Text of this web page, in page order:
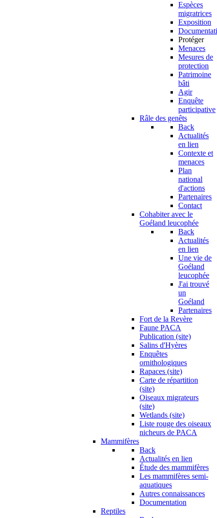
Espèces
migratrices
Exposition
Protéger
Menaces
Mesures de
protection
Patrimoine
bâti
Agir
Enquête
participative
Râle des genêts
Back
Actualités
en lien
Contexte et
menaces
Plan
national
d'actions
Partenaires
Contact
Cohabiter avec le
Goéland leucophée
Back
Actualités
en lien
Une vie de
Goéland
leucophée
J'ai trouvé
un
Goéland
Partenaires
Fort de la Revère
Faune PACA
Publication (site)
Salins d'Hyères
Enquêtes
ornithologiques
Rapaces (site)
Carte de répartition
(site)
Oiseaux migrateurs
(site)
Wetlands (site)
Liste rouge des oiseaux
nicheurs de PACA
Mammifères
Back
Actualités en lien
Étude des mammifères
Les mammifères semi-
aquatiques
Autres connaissances
Documentation
Reptiles